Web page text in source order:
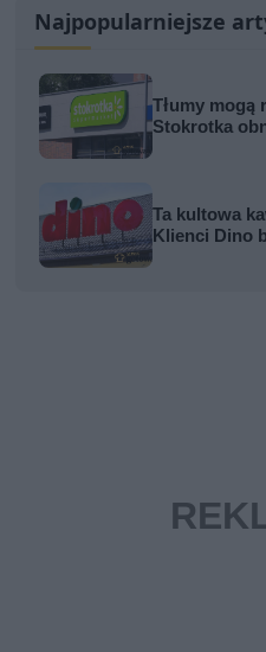
Najpopularniejsze
Tłumy mogą
Stokrotka
Ta kultowa
Klienci Dino